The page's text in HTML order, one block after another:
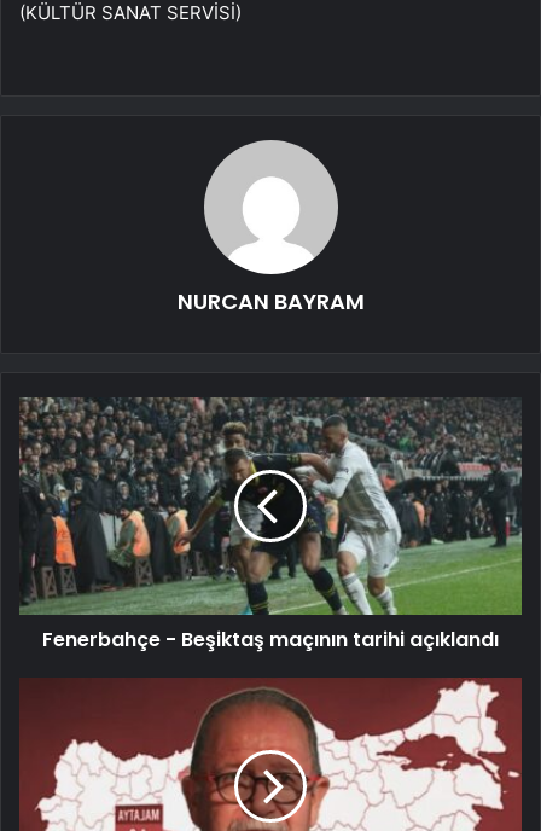
(KÜLTÜR SANAT SERVİSİ)
NURCAN BAYRAM
Fenerbahçe - Beşiktaş maçının tarihi açıklandı